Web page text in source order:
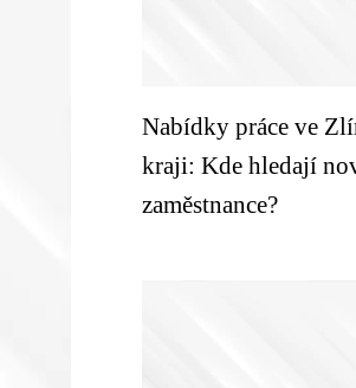
Nabídky práce ve
kraji: Kde hledají
zaměstnance?